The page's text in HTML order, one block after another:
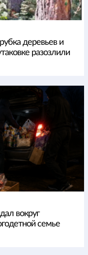
деревьев и
разозлили
вокруг
семье